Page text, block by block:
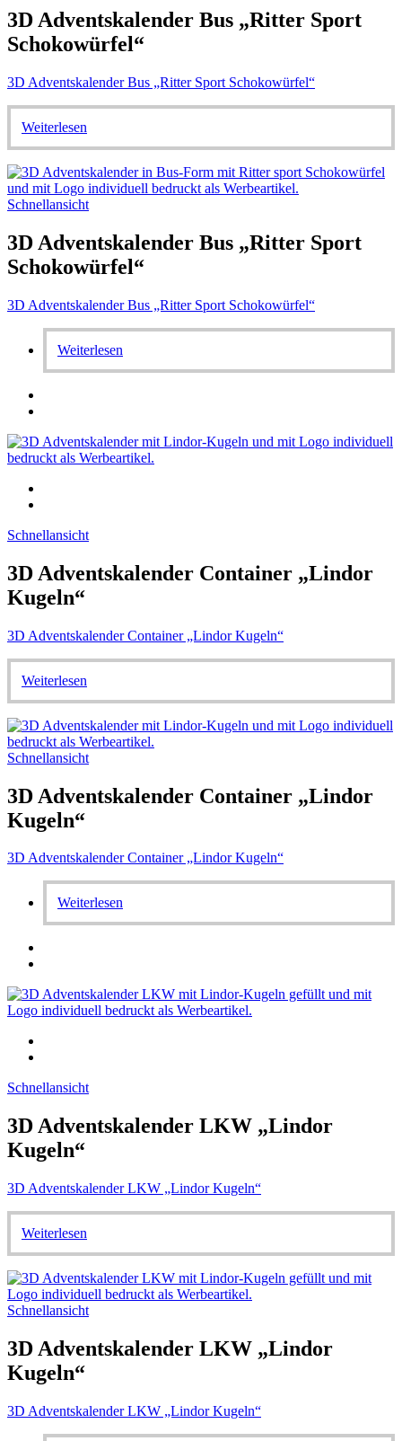
3D Adventskalender Bus „Ritter Sport
Schokowürfel“
3D Adventskalender Bus „Ritter Sport Schokowürfel“
Weiterlesen
Schnellansicht
3D Adventskalender Bus „Ritter Sport
Schokowürfel“
3D Adventskalender Bus „Ritter Sport Schokowürfel“
Weiterlesen
Schnellansicht
3D Adventskalender Container „Lindor
Kugeln“
3D Adventskalender Container „Lindor Kugeln“
Weiterlesen
Schnellansicht
3D Adventskalender Container „Lindor
Kugeln“
3D Adventskalender Container „Lindor Kugeln“
Weiterlesen
Schnellansicht
3D Adventskalender LKW „Lindor
Kugeln“
3D Adventskalender LKW „Lindor Kugeln“
Weiterlesen
Schnellansicht
3D Adventskalender LKW „Lindor
Kugeln“
3D Adventskalender LKW „Lindor Kugeln“